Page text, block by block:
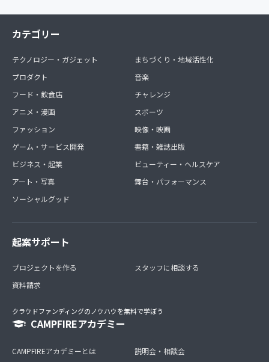
カテゴリー
テクノロジー・ガジェット
プロダクト
フード・飲食店
アニメ・漫画
ファッション
ゲーム・サービス開発
ビジネス・起業
アート・写真
ソーシャルグッド
まちづくり・地域活性化
音楽
チャレンジ
スポーツ
映像・映画
書籍・雑誌出版
ビューティー・ヘルスケア
舞台・パフォーマンス
起案サポート
プロジェクトを作る
資料請求
スタッフに相談する
クラウドファンディングのノウハウを無料で学ぼう
CAMPFIREアカデミー
CAMPFIREアカデミーとは
説明会・相談会